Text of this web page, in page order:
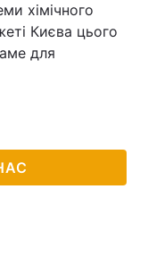
хімічного
Києва цього
для